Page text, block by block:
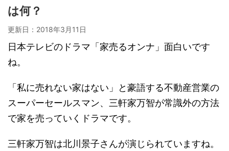
は何？
更新日： 2018年3月11日
日本テレビのドラマ「家売るオンナ」面白いです
ね。
「私に売れない家はない」と豪語する不動産営業の
スーパーセールスマン、三軒家万智が常識外の方法
で家を売っていくドラマです。
三軒家万智は北川景子さんが演じられていますね。